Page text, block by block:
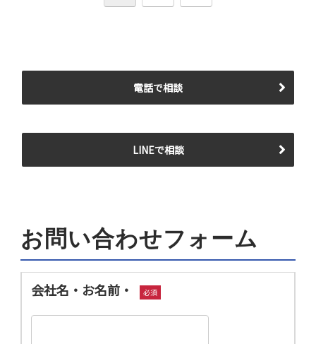
電話で相談
LINEで相談
お問い合わせフォーム
会社名・お名前・ 必須